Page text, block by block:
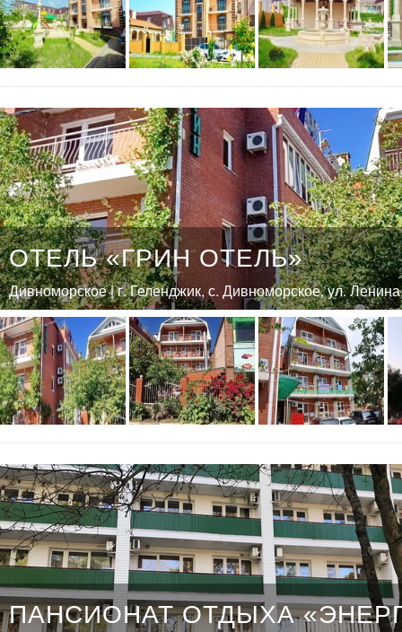
ОТЕЛЬ «ГРИН ОТЕЛЬ»
Дивноморское | г. Геленджик, с. Дивноморское, ул.
ПАНСИОНАТ ОТДЫХА